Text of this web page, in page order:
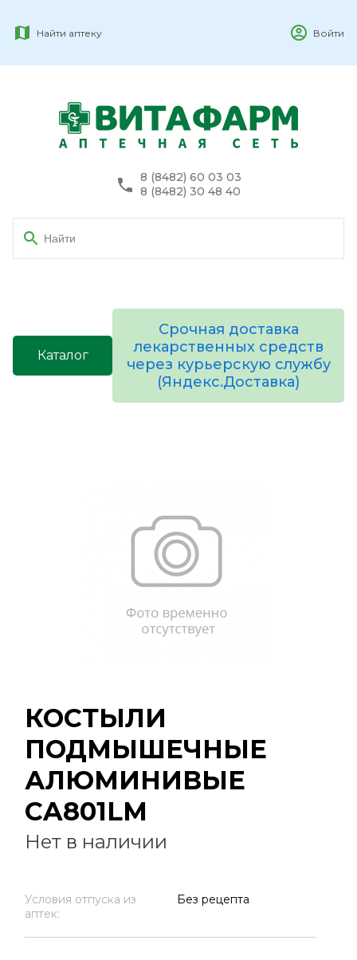
Найти аптеку Войти
8 (8482) 60 03 03
8 (8482) 30 48 40
Каталог
Срочная доставка
лекарственных средств
через курьерскую службу
(Яндекс.Доставка)
КОСТЫЛИ
ПОДМЫШЕЧНЫЕ
АЛЮМИНИВЫЕ
CA801LM
Нет в наличии
Условия отпуска из
аптек:
Без рецепта